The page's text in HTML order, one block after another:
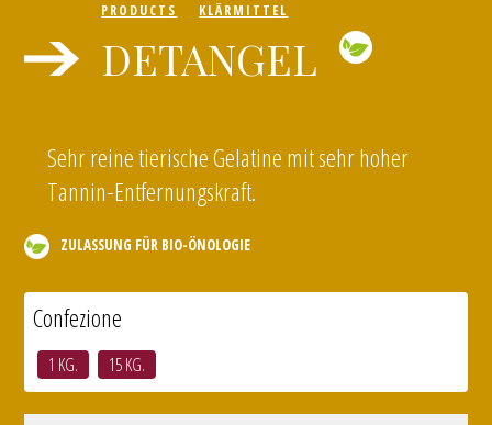
PRODUCTS KLÄRMITTEL
DETANGEL
Sehr reine tierische Gelatine mit sehr hoher
Tannin-Entfernungskraft.
ZULASSUNG FÜR BIO-ÖNOLOGIE
Confezione
1 KG. 15 KG.